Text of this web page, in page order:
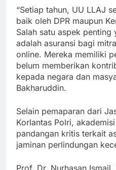
“Setiap tahun, UU LLAJ
baik oleh DPR maupun
Salah satu aspek penting
adalah asuransi bagi
online. Mereka memiliki
belum memberikan
kepada negara dan
Bakharuddin.
Selain pemaparan dari
Korlantas Polri,
pandangan kritis terkait
jaminan perlindungan
Prof. Dr. Nurhasan